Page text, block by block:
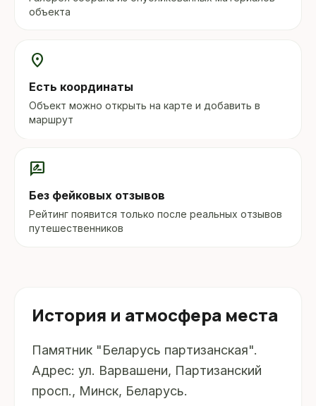
объекта
location_on
Есть координаты
Объект можно открыть на карте и добавить в
маршрут
rate_review
Без фейковых отзывов
Рейтинг появится только после реальных отзывов
путешественников
История и атмосфера места
Памятник "Беларусь партизанская".
Адрес: ул. Варвашени, Партизанский
просп., Минск, Беларусь.